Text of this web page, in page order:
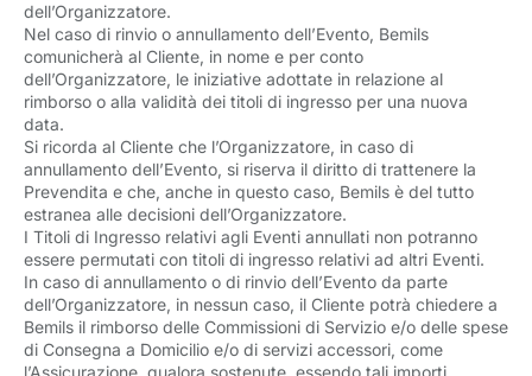
dell’Organizzatore.
Nel caso di rinvio o annullamento dell’Evento, Bemils
comunicherà al Cliente, in nome e per conto
dell’Organizzatore, le iniziative adottate in relazione al
rimborso o alla validità dei titoli di ingresso per una nuova
data.
Si ricorda al Cliente che l’Organizzatore, in caso di
annullamento dell’Evento, si riserva il diritto di trattenere la
Prevendita e che, anche in questo caso, Bemils è del tutto
estranea alle decisioni dell’Organizzatore.
I Titoli di Ingresso relativi agli Eventi annullati non potranno
essere permutati con titoli di ingresso relativi ad altri Eventi.
In caso di annullamento o di rinvio dell’Evento da parte
dell’Organizzatore, in nessun caso, il Cliente potrà chiedere a
Bemils il rimborso delle Commissioni di Servizio e/o delle spese
di Consegna a Domicilio e/o di servizi accessori, come
l’Assicurazione, qualora sostenute, essendo tali importi